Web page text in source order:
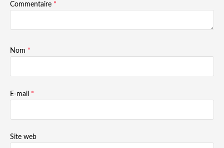
Commentaire *
Nom *
E-mail *
Site web